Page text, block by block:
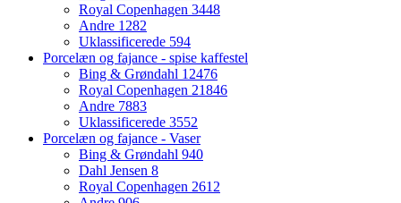
Royal Copenhagen 3448
Andre 1282
Uklassificerede 594
Porcelæn og fajance - spise kaffestel
Bing & Grøndahl 12476
Royal Copenhagen 21846
Andre 7883
Uklassificerede 3552
Porcelæn og fajance - Vaser
Bing & Grøndahl 940
Dahl Jensen 8
Royal Copenhagen 2612